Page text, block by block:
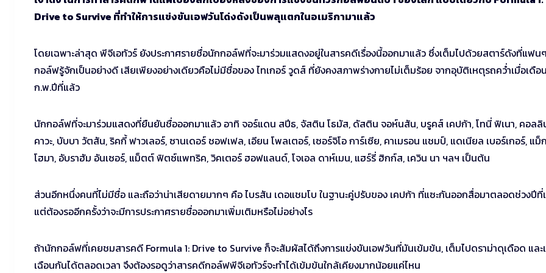
Drive to Survive ที่ทำให้การแข่งขันเอฟวันโด่งดังเป็นพลุแตกในอเมริกามาแล้ว
โดยเฉพาะล่าสุด พีจีเอทัวร์ ยังประกาศรายชื่อนักกอล์ฟที่จะมาร่วมแสดงอยู่ในสารคดีเรื่องนี้ออกมาแล้ว ซึ่งเต็มไปด้วยสตาร์ดังที่แฟนๆ
กอล์ฟรู้จักเป็นอย่างดี เสียเพียงอย่างเดียวคือไม่มีชื่อของ ไทเกอร์ วูดส์ ที่ยังคงสภาพร่างกายไม่เต็มร้อย จากอุบัติเหตุรถคว่ำเมื่อเดือน
ก.พ.ปีที่แล้ว
นักกอล์ฟที่จะมาร่วมแสดงที่ยืนยันชื่อออกมาแล้ว อาทิ จอร์แดน สปีธ, จัสติน โธมัส, ดัสติน จอห์นสัน, บรูคส์ เคปก้า, โทนี่ ฟิเนา, คอลลิ
คาวะ, บับบา วัตสัน, ริคกี้ ฟาวเลอร์, ซานเดอร์ ชอฟเฟล, เอียน โพลเตอร์, เซอร์จิโอ การ์เซีย, คาเมรอน แชมป์, แดเนียล เบอร์เกอร์, แม็
โฮมา, อับราฮัม อันเซอร์, แม็ตต์ ฟิตซ์แพทริค, วิคเตอร์ ฮอฟแลนด์, โจเอล ดาห์เมน, แฮร์รี่ ฮิกก์ส, เควิน นา ฯลฯ เป็นต้น
ส่วนอีกหนึ่งคนที่ไม่มีชื่อ และถือว่าน่าเสียดายมากๆ คือ ไบรสัน เดอแชมโบ ในฐานะคู่ปรับของ เคปก้า ที่แซะกันออกสื่อมาตลอดช่วงปีที่
แต่ต้องรออีกครั้งว่าจะมีการประกาศรายชื่อออกมาเพิ่มเติมหรือไม่อย่างไร
ถ้านักกอล์ฟที่เคยชมสารคดี Formula 1: Drive to Survive ก็จะสัมผัสได้ถึงการแข่งขันเอฟวันที่มันเข้มข้น, เต็มไปดราม่าดุเดือด และ
เฉือนกันได้ตลอดเวลา จึงต้องรอดูว่าสารคดีกอล์ฟพีจีเอทัวร์จะทำได้เข้มข้นใกล้เคียงมากน้อยแค่ไหน